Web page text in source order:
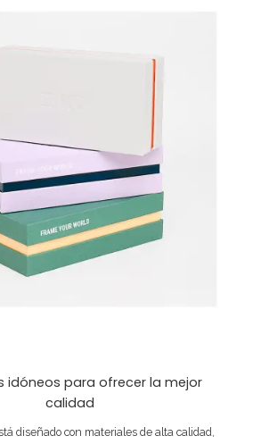
idóneos para ofrecer la mejor
calidad
diseñado con materiales de alta calidad,